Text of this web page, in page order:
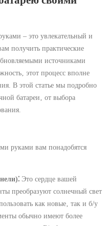
‒ это увлекательный и
получить практические
источниками
этот процесс вполне
В этой статье мы подробно
батареи‚ от выбора
руками вам понадобятся
Это сердце вашей
преобразуют солнечный свет
как новые‚ так и б/у
обычно имеют более